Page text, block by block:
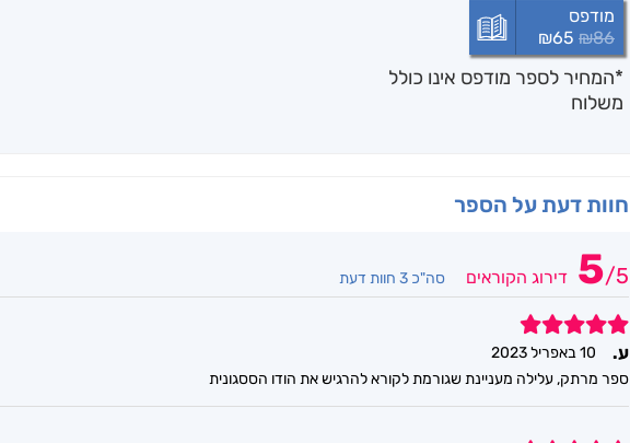
מודפס
₪86
₪65
*המחיר לספר מודפס אינו כולל
משלוח
חוות דעת על הספר
5/5 דירוג הקוראים סה"כ 3 חוות דעת
5
ע.
10 באפריל 2023
ספר מרתק, עלילה מעניינת שגורמת לקורא להרגיש את הודו הססגונית